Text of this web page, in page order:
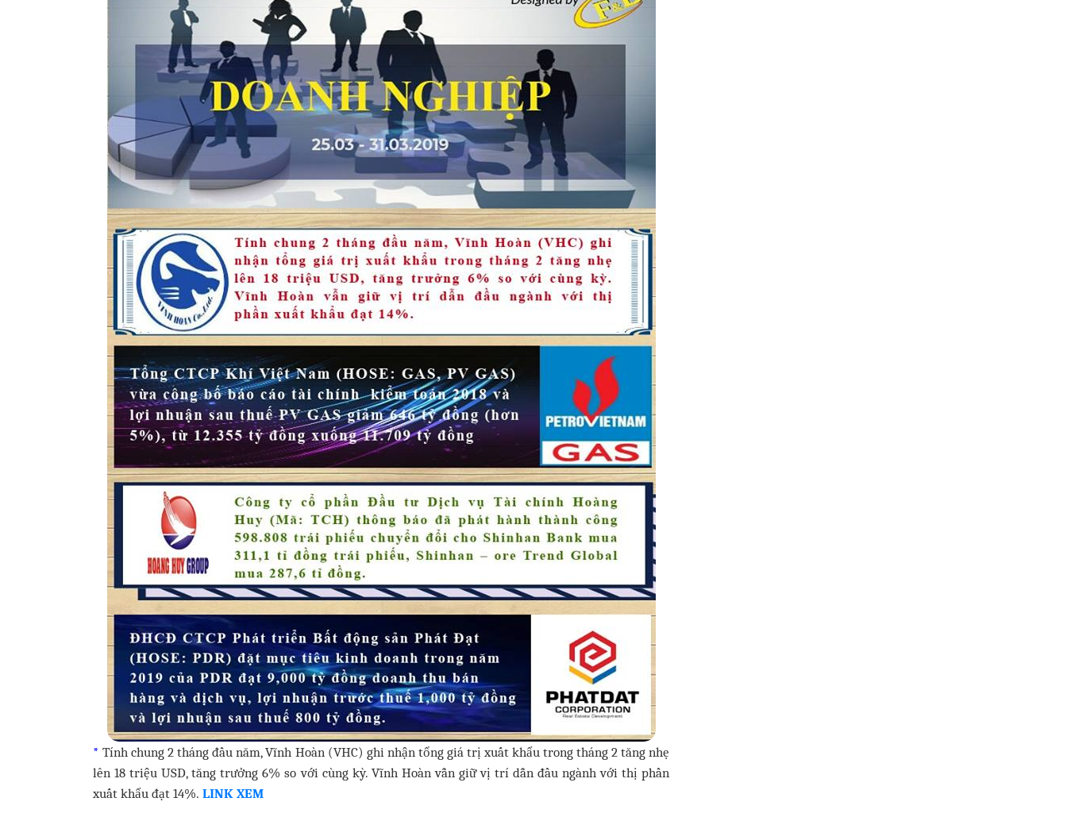
*Tính chung 2 tháng đầu năm, Vĩnh Hoàn (VHC) ghi nhận tổng giá trị xuất khẩu trong tháng 2 tăng nhẹ
lên 18 triệu USD, tăng trưởng 6% so với cùng kỳ. Vĩnh Hoàn vẫn giữ vị trí dẫn đầu ngành với thị phần
xuất khẩu đạt 14%. LINK XEM